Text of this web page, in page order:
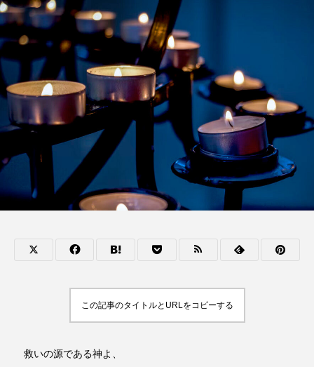
この記事のタイトルとURLをコピーする
救いの源である神よ、